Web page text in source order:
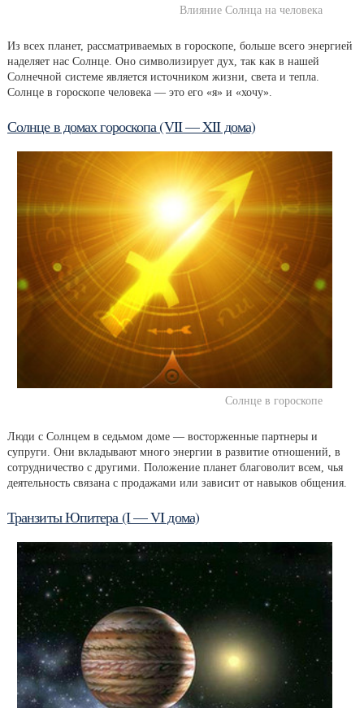
Влияние Солнца на человека
Из всех планет, рассматриваемых в гороскопе, больше всего энергией
наделяет нас Солнце. Оно символизирует дух, так как в нашей
Солнечной системе является источником жизни, света и тепла.
Солнце в гороскопе человека — это его «я» и «хочу».
Солнце в домах гороскопа (VII — XII дома)
Солнце в гороскопе
Люди с Солнцем в седьмом доме — восторженные партнеры и
супруги. Они вкладывают много энергии в развитие отношений, в
сотрудничество с другими. Положение планет благоволит всем, чья
деятельность связана с продажами или зависит от навыков общения.
Транзиты Юпитера (I — VI дома)